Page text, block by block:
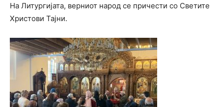
На Литургијата, верниот народ се причести со Светите
Христови Тајни.